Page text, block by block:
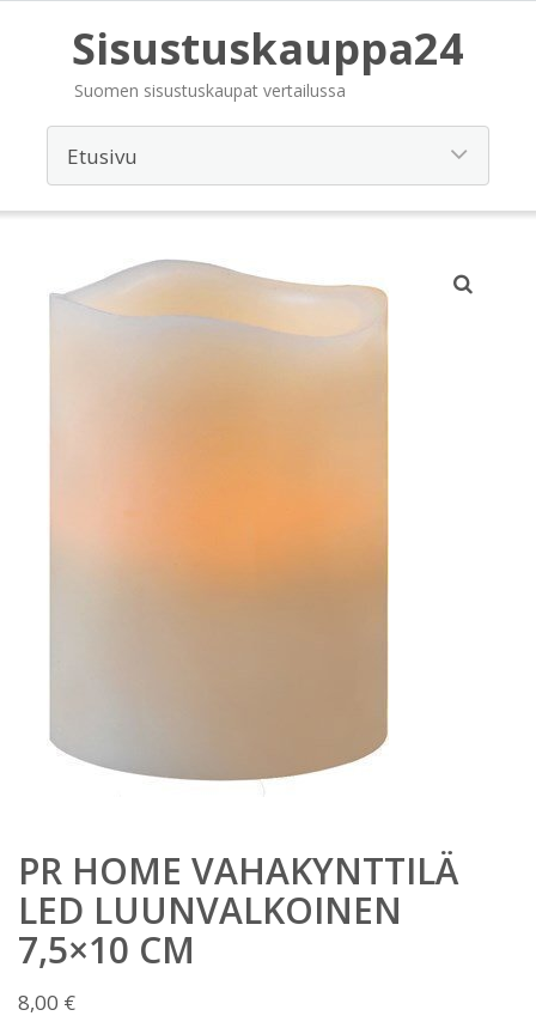
Sisustuskauppa24
Suomen sisustuskaupat vertailussa
PR HOME VAHAKYNTTILÄ
LED LUUNVALKOINEN
7,5×10 CM
8,00 €